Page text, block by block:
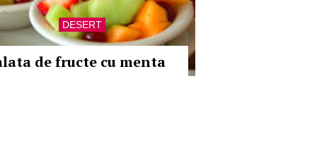
DESERT
de fructe cu menta